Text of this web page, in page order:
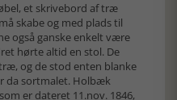
et skrivebord af træ
skabe og med plads til
også ganske enkelt være
hørte altid en stol. De
og de stod enten blanke
da sortmalet. Holbæk
er dateret 11.nov. 1846,